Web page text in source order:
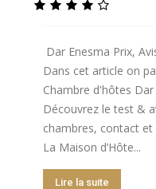
Dar Enesma Prix,
Dans cet article on
Chambre d'hôtes
Découvrez le test &
chambres, contact
La Maison d’Hôte...
Lire la suite